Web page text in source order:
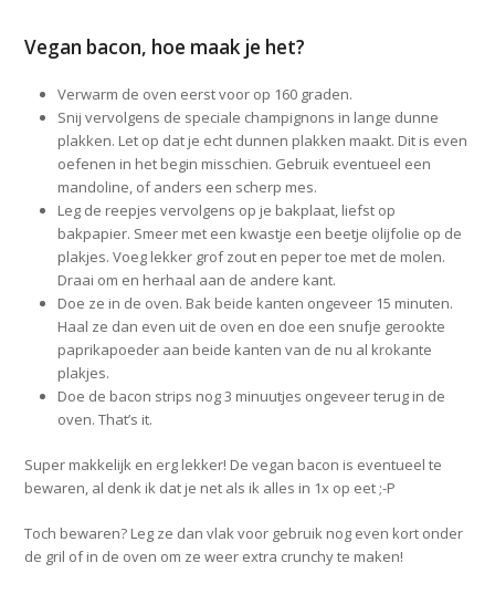
Vegan bacon, hoe maak je het?
Verwarm de oven eerst voor op 160 graden.
Snij vervolgens de speciale champignons in lange dunne
plakken. Let op dat je echt dunnen plakken maakt. Dit is even
oefenen in het begin misschien. Gebruik eventueel een
mandoline, of anders een scherp mes.
Leg de reepjes vervolgens op je bakplaat, liefst op
bakpapier. Smeer met een kwastje een beetje olijfolie op de
plakjes. Voeg lekker grof zout en peper toe met de molen.
Draai om en herhaal aan de andere kant.
Doe ze in de oven. Bak beide kanten ongeveer 15 minuten.
Haal ze dan even uit de oven en doe een snufje gerookte
paprikapoeder aan beide kanten van de nu al krokante
plakjes.
Doe de bacon strips nog 3 minuutjes ongeveer terug in de
oven. That’s it.
Super makkelijk en erg lekker! De vegan bacon is eventueel te
bewaren, al denk ik dat je net als ik alles in 1x op eet ;-P
Toch bewaren? Leg ze dan vlak voor gebruik nog even kort onder
de gril of in de oven om ze weer extra crunchy te maken!